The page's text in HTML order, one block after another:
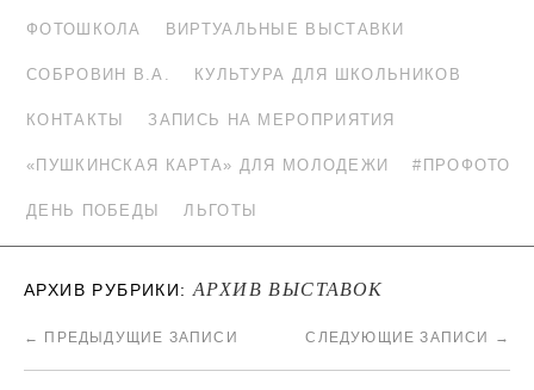
ФОТОШКОЛА ВИРТУАЛЬНЫЕ ВЫСТАВКИ
СОБРОВИН В.А. КУЛЬТУРА ДЛЯ ШКОЛЬНИКОВ
КОНТАКТЫ ЗАПИСЬ НА МЕРОПРИЯТИЯ
«ПУШКИНСКАЯ КАРТА» ДЛЯ МОЛОДЕЖИ #ПРОФОТО
ДЕНЬ ПОБЕДЫ ЛЬГОТЫ
АРХИВ РУБРИКИ: АРХИВ ВЫСТАВОК
← ПРЕДЫДУЩИЕ ЗАПИСИ СЛЕДУЮЩИЕ ЗАПИСИ →